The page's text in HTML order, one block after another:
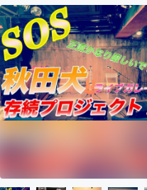
アート・写真
テクノロジー・
映像・映画
まちづくり・地